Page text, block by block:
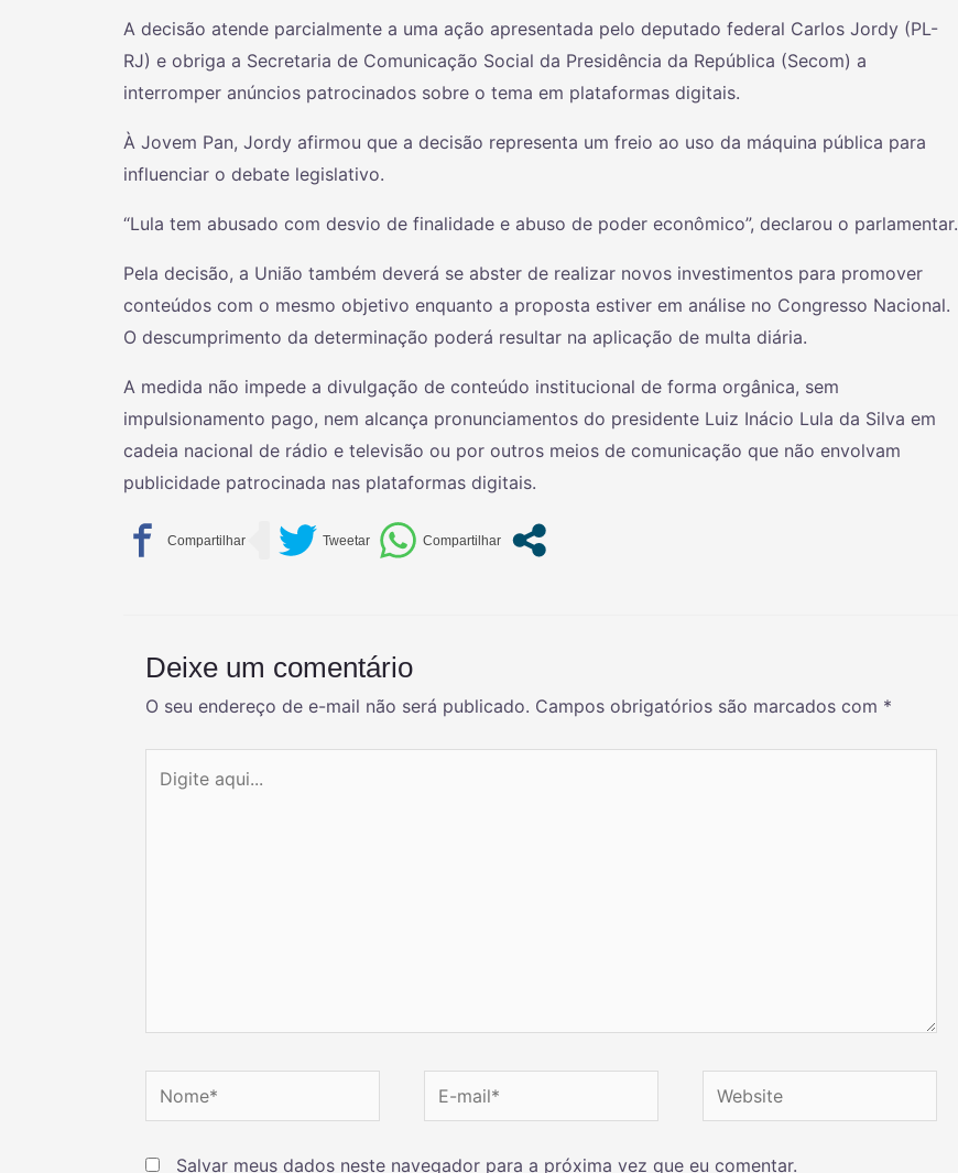
A decisão atende parcialmente a uma ação apresentada pelo deputado federal Carlos Jordy (PL-
RJ) e obriga a Secretaria de Comunicação Social da Presidência da República (Secom) a
interromper anúncios patrocinados sobre o tema em plataformas digitais.
À Jovem Pan, Jordy afirmou que a decisão representa um freio ao uso da máquina pública para
influenciar o debate legislativo.
“Lula tem abusado com desvio de finalidade e abuso de poder econômico”, declarou o parlamentar.
Pela decisão, a União também deverá se abster de realizar novos investimentos para promover
conteúdos com o mesmo objetivo enquanto a proposta estiver em análise no Congresso Nacional.
O descumprimento da determinação poderá resultar na aplicação de multa diária.
A medida não impede a divulgação de conteúdo institucional de forma orgânica, sem
impulsionamento pago, nem alcança pronunciamentos do presidente Luiz Inácio Lula da Silva em
cadeia nacional de rádio e televisão ou por outros meios de comunicação que não envolvam
publicidade patrocinada nas plataformas digitais.
Deixe um comentário
O seu endereço de e-mail não será publicado. Campos obrigatórios são marcados com *
Salvar meus dados neste navegador para a próxima vez que eu comentar.